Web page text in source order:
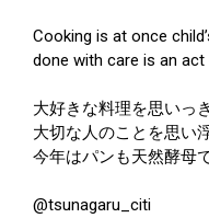
Cooking is at once
done with care is an
大好きな料理を思いっ
大切な人のことを思い
今年はパンも天然酵母
@tsunagaru_citi